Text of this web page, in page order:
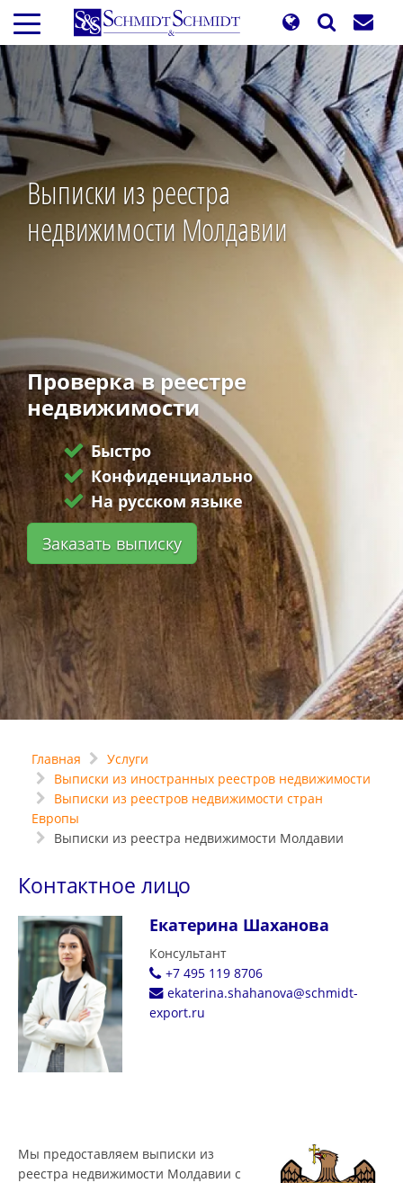
Перейти
основному
содержанию
Выписки из реестра
недвижимости Молдавии
Проверка в реестре
недвижимости
Быстро
Конфиденциально
На русском языке
Заказать выписку
Главная
Услуги
Выписки из иностранных реестров недвижимости
Выписки из реестров недвижимости стран
Европы
Выписки из реестра недвижимости Молдавии
Контактное лицо
Екатерина Шаханова
Консультант
+7 495 119 8706
ekaterina.shahanova@schmidt-
export.ru
Мы предоставляем выписки из
реестра недвижимости Молдавии с